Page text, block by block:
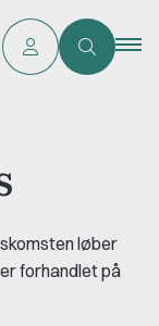
løber
forhandlet på